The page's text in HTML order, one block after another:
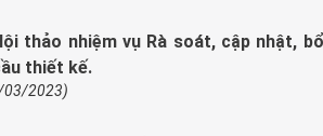
thảo nhiệm vụ Rà soát, cập nhật,
thiết kế.
2023)